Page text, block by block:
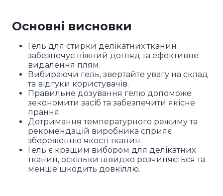
Основні висновки
Гель для стирки делікатних тканин
забезпечує ніжний догляд та ефективне
видалення плям.
Вибираючи гель, звертайте увагу на склад
та відгуки користувачів.
Правильне дозування гелю допоможе
зекономити засіб та забезпечити якісне
прання.
Дотримання температурного режиму та
рекомендацій виробника сприяє
збереженню якості тканин.
Гель є кращим вибором для делікатних
тканин, оскільки швидко розчиняється та
менше шкодить довкіллю.